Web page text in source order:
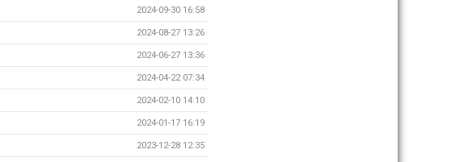
2024-09-30 16:58
2024-08-27 13:26
2024-06-27 13:36
2024-04-22 07:34
2024-02-10 14:10
2024-01-17 16:19
2023-12-28 12:35